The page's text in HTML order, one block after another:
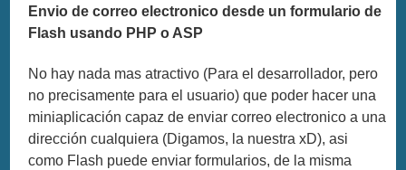
Envio de correo electronico desde un formulario de
Flash usando PHP o ASP
No hay nada mas atractivo (Para el desarrollador, pero
no precisamente para el usuario) que poder hacer una
miniaplicación capaz de enviar correo electronico a una
dirección cualquiera (Digamos, la nuestra xD), asi
como Flash puede enviar formularios, de la misma